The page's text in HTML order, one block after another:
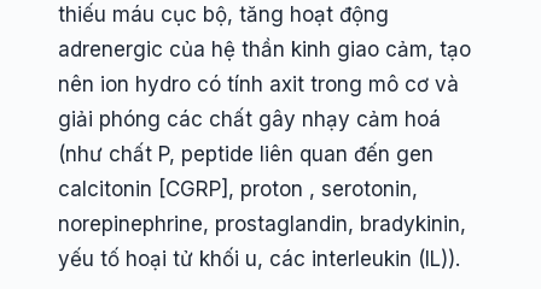
thiếu máu cục bộ, tăng hoạt động
adrenergic của hệ thần kinh giao cảm, tạo
nên ion hydro có tính axit trong mô cơ và
giải phóng các chất gây nhạy cảm hoá
(như chất P, peptide liên quan đến gen
calcitonin [CGRP], proton , serotonin,
norepinephrine, prostaglandin, bradykinin,
yếu tố hoại tử khối u, các interleukin (IL)).